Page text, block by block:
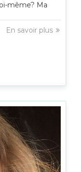
même? Ma
En savoir plus